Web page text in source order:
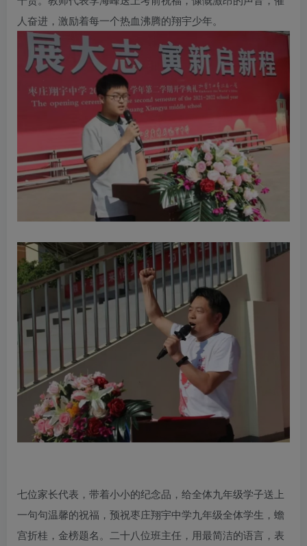
人奋进，激励着每一个热血沸腾的翔宇少年。
七位家长代表，带着小小的纪念品，给全体九年级学子送上
一句句温馨的祝福，预祝枣庄翔宇中学九年级全体学生，蟾
宫折桂，金榜题名。二十八位班主任，用最简洁的语言，表